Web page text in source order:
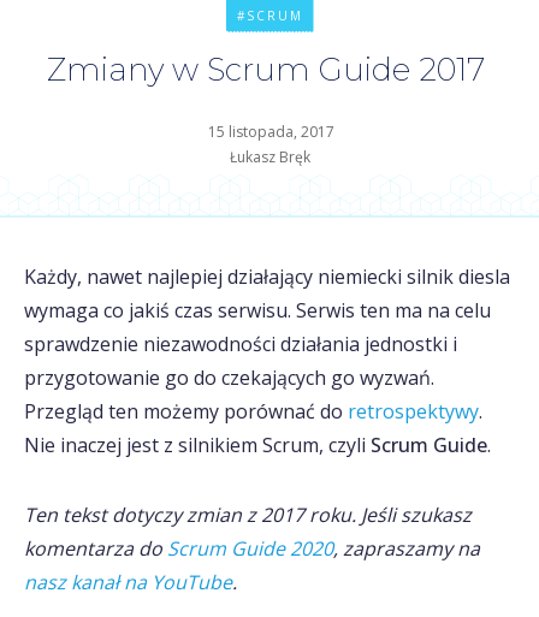
#SCRUM
Zmiany w Scrum Guide 2017
15 listopada, 2017
Łukasz Bręk
Każdy, nawet najlepiej działający niemiecki silnik diesla
wymaga co jakiś czas serwisu. Serwis ten ma na celu
sprawdzenie niezawodności działania jednostki i
przygotowanie go do czekających go wyzwań.
Przegląd ten możemy porównać do retrospektywy.
Nie inaczej jest z silnikiem Scrum, czyli Scrum Guide.
Ten tekst dotyczy zmian z 2017 roku. Jeśli szukasz
komentarza do Scrum Guide 2020, zapraszamy na
nasz kanał na YouTube.